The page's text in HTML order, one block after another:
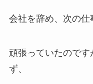
会社を辞め、次の仕
頑張っていたのです
ず、